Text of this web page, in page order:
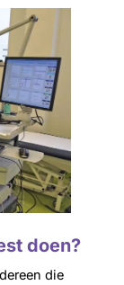
doen?
die